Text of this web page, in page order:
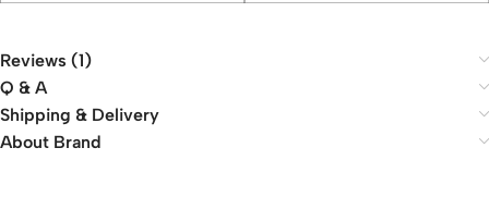
Reviews (1)
Q & A
Shipping & Delivery
About Brand